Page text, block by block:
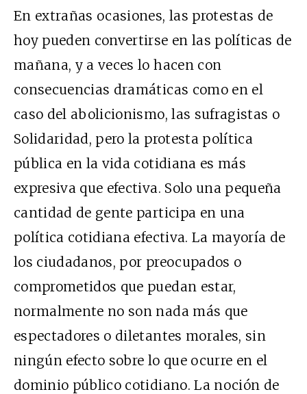
En extrañas ocasiones, las protestas de
hoy pueden convertirse en las políticas de
mañana, y a veces lo hacen con
consecuencias dramáticas como en el
caso del abolicionismo, las sufragistas o
Solidaridad, pero la protesta política
pública en la vida cotidiana es más
expresiva que efectiva. Solo una pequeña
cantidad de gente participa en una
política cotidiana efectiva. La mayoría de
los ciudadanos, por preocupados o
comprometidos que puedan estar,
normalmente no son nada más que
espectadores o diletantes morales, sin
ningún efecto sobre lo que ocurre en el
dominio público cotidiano. La noción de